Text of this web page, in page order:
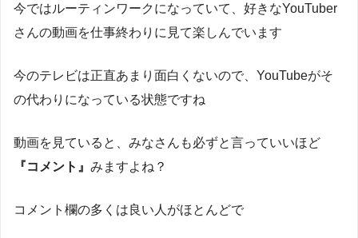
今ではルーティンワークになっていて、好きなYouTuber
さんの動画を仕事終わりに見て楽しんでいます
今のテレビは正直あまり面白くないので、YouTubeがそ
の代わりになっている状態ですね
動画を見ていると、みなさんも必ずと言っていいほど
『コメント』 みますよね？
コメント欄の多くは良い人がほとんどで